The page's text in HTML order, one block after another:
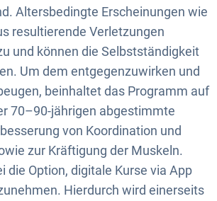
Altersbedingte Erscheinungen wie
resultierende Verletzungen
und können die Selbstständigkeit
Um dem entgegenzuwirken und
beinhaltet das Programm auf
70–90-jährigen abgestimmte
von Koordination und
zur Kräftigung der Muskeln.
die Option, digitale Kurse via App
Hierdurch wird einerseits